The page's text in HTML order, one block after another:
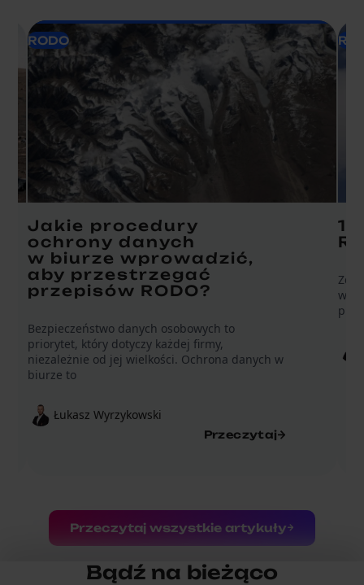
RODO
Jakie procedury
ochrony danych
w biurze wprowadzić,
aby przestrzegać
przepisów RODO?
Bezpieczeństwo danych osobowych to
priorytet, który dotyczy każdej firmy,
niezależnie od jej wielkości. Ochrona danych w
biurze to
Łukasz Wyrzykowski
Przeczytaj
Przeczytaj wszystkie artykuły
Bądź na bieżąco